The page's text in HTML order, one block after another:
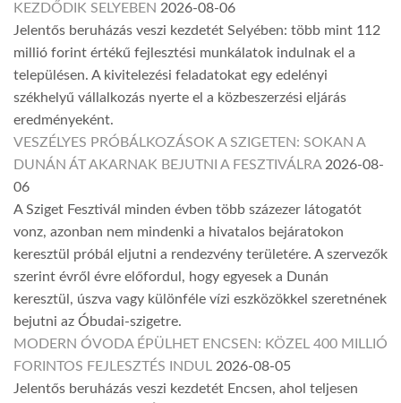
KEZDŐDIK SELYEBEN 2026-08-06
Jelentős beruházás veszi kezdetét Selyében: több mint 112
millió forint értékű fejlesztési munkálatok indulnak el a
településen. A kivitelezési feladatokat egy edelényi
székhelyű vállalkozás nyerte el a közbeszerzési eljárás
eredményeként.
VESZÉLYES PRÓBÁLKOZÁSOK A SZIGETEN: SOKAN A
DUNÁN ÁT AKARNAK BEJUTNI A FESZTIVÁLRA 2026-08-
06
A Sziget Fesztivál minden évben több százezer látogatót
vonz, azonban nem mindenki a hivatalos bejáratokon
keresztül próbál eljutni a rendezvény területére. A szervezők
szerint évről évre előfordul, hogy egyesek a Dunán
keresztül, úszva vagy különféle vízi eszközökkel szeretnének
bejutni az Óbudai-szigetre.
MODERN ÓVODA ÉPÜLHET ENCSEN: KÖZEL 400 MILLIÓ
FORINTOS FEJLESZTÉS INDUL 2026-08-05
Jelentős beruházás veszi kezdetét Encsen, ahol teljesen